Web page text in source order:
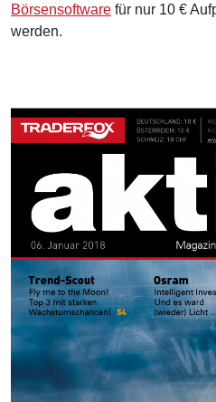
Börsensoftware für nur 10 €
werden.